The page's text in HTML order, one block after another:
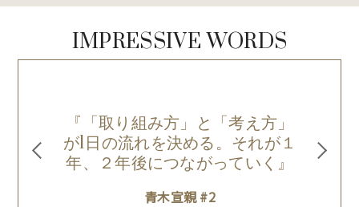
IMPRESSIVE WORDS
『「取り組み方」と「考え方」
が1日の流れを決める。それが１
年、２年後につながっていく』
青木宣親 #2